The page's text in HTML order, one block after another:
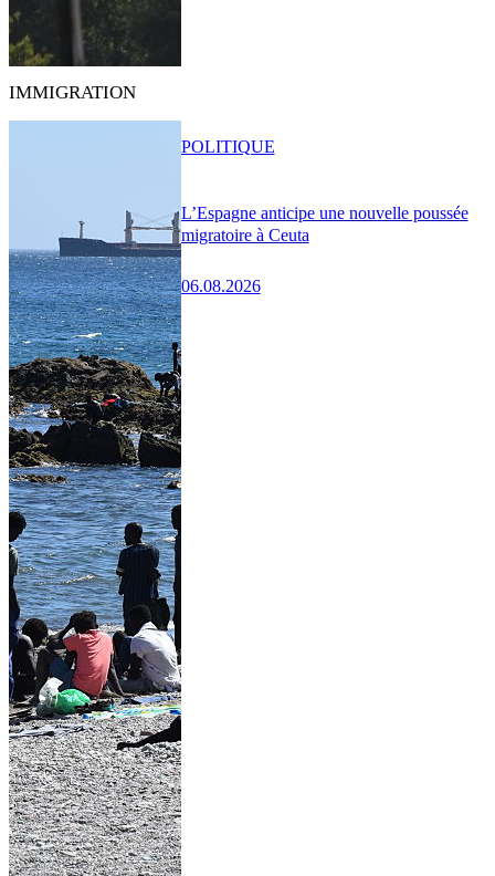
IMMIGRATION
L’Espagne anticipe une nouvelle poussée
migratoire à Ceuta
06.08.2026
POLITIQUE